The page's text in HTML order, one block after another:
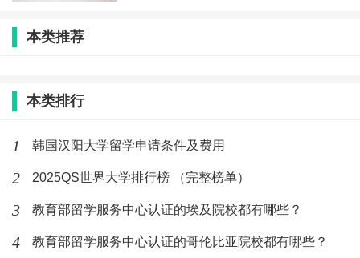
本类推荐
本类排行
1 韩国汉阳大学留学申请条件及费用
2 2025QS世界大学排行榜 （完整榜单）
3 教育部留学服务中心认证的埃及院校都有哪些？
4 教育部留学服务中心认证的哥伦比亚院校都有哪些？